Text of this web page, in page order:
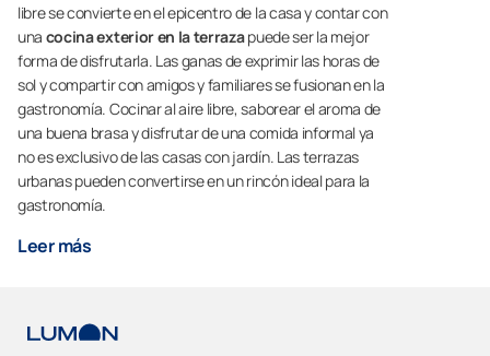
libre se convierte en el epicentro de la casa y contar con
una cocina exterior en la terrazapuede ser la mejor
forma de disfrutarla. Las ganas de exprimir las horas de
sol y compartir con amigos y familiares se fusionan en la
gastronomía. Cocinar al aire libre, saborear el aroma de
una buena brasa y disfrutar de una comida informal ya
no es exclusivo de las casas con jardín. Las terrazas
urbanas pueden convertirse en un rincón ideal para la
gastronomía.
Leer más